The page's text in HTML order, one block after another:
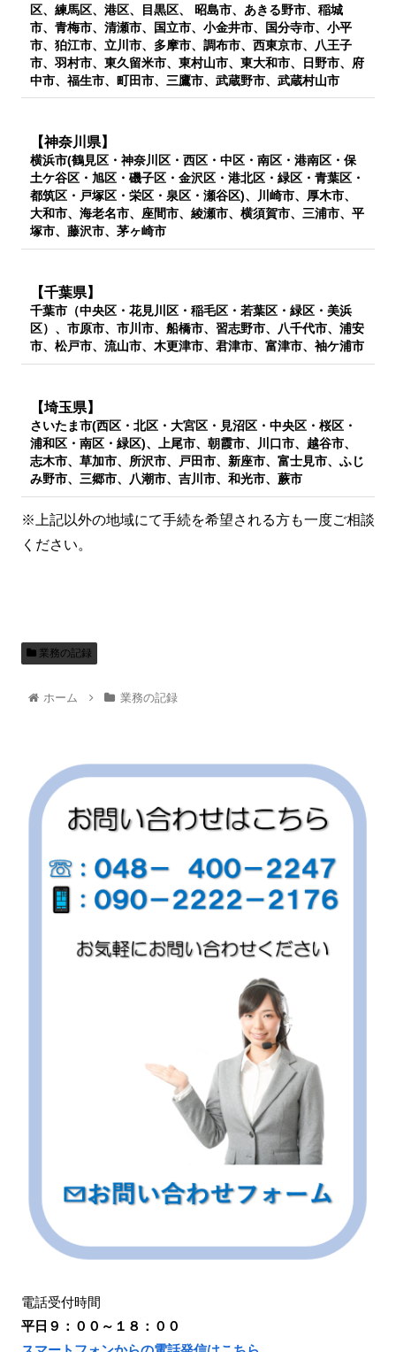
区、練馬区、港区、目黒区、 昭島市、あきる野市、稲城
市、青梅市、清瀬市、国立市、小金井市、国分寺市、小平
市、狛江市、立川市、多摩市、調布市、西東京市、八王子
市、羽村市、東久留米市、東村山市、東大和市、日野市、府
中市、福生市、町田市、三鷹市、武蔵野市、武蔵村山市
【神奈川県】
横浜市(鶴見区・神奈川区・西区・中区・南区・港南区・保
土ケ谷区・旭区・磯子区・金沢区・港北区・緑区・青葉区・
都筑区・戸塚区・栄区・泉区・瀬谷区)、川崎市、厚木市、
大和市、海老名市、座間市、綾瀬市、横須賀市、三浦市、平
塚市、藤沢市、茅ヶ崎市
【千葉県】
千葉市（中央区・花見川区・稲毛区・若葉区・緑区・美浜
区）、市原市、市川市、船橋市、習志野市、八千代市、浦安
市、松戸市、流山市、木更津市、君津市、富津市、袖ケ浦市
【埼玉県】
さいたま市(西区・北区・大宮区・見沼区・中央区・桜区・
浦和区・南区・緑区)、上尾市、朝霞市、川口市、越谷市、
志木市、草加市、所沢市、戸田市、新座市、富士見市、ふじ
み野市、三郷市、八潮市、吉川市、和光市、蕨市
※上記以外の地域にて手続を希望される方も一度ご相談
ください。
業務の記録
ホーム 業務の記録
電話受付時間
平日９：００～１８：００